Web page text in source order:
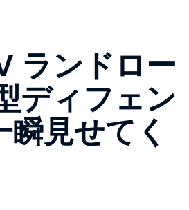
ランドロー
ディフェン
瞬見せてく